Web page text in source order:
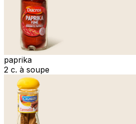
paprika
2 c. à soupe